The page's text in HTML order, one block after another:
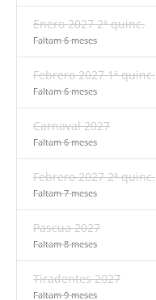
Enero 2027 2ª quinc.
Faltam 6 meses
Febrero 2027 1ª quinc.
Faltam 6 meses
Carnaval 2027
Faltam 6 meses
Febrero 2027 2ª quinc.
Faltam 7 meses
Pascua 2027
Faltam 8 meses
Tiradentes 2027
Faltam 9 meses